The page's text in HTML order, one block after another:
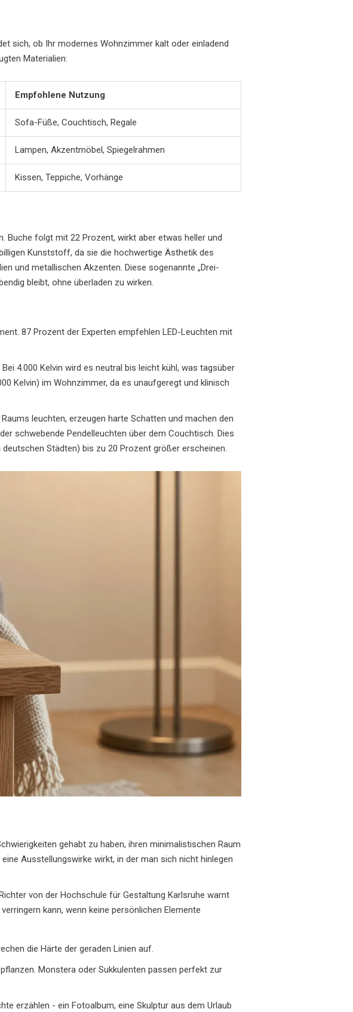
sich, ob Ihr modernes Wohnzimmer kalt oder einladend
Materialien:
Empfohlene Nutzung
Sofa-Füße, Couchtisch, Regale
Lampen, Akzentmöbel, Spiegelrahmen
Kissen, Teppiche, Vorhänge
Buche folgt mit 22 Prozent, wirkt aber etwas heller und
Kunststoff, da sie die hochwertige Ästhetik des
und metallischen Akzenten. Diese sogenannte „Drei-
bleibt, ohne überladen zu wirken.
87 Prozent der Experten empfehlen LED-Leuchten mit
4.000 Kelvin wird es neutral bis leicht kühl, was tagsüber
Kelvin) im Wohnzimmer, da es unaufgeregt und klinisch
leuchten, erzeugen harte Schatten und machen den
schwebende Pendelleuchten über dem Couchtisch. Dies
Städten) bis zu 20 Prozent größer erscheinen.
gehabt zu haben, ihren minimalistischen Raum
Ausstellungswirke wirkt, in der man sich nicht hinlegen
von der Hochschule für Gestaltung Karlsruhe warnt
kann, wenn keine persönlichen Elemente
die Härte der geraden Linien auf.
Monstera oder Sukkulenten passen perfekt zur
erzählen - ein Fotoalbum, eine Skulptur aus dem Urlaub